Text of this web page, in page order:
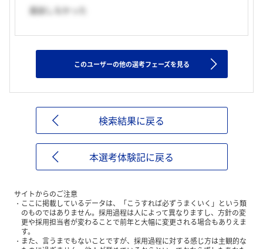
面談しなかった
このユーザーの他の選考フェーズを見る
検索結果に戻る
本選考体験記に戻る
サイトからのご注意
ここに掲載しているデータは、「こうすれば必ずうまくいく」という類
のものではありません。採用過程は人によって異なりますし、方針の変
更や採用担当者が変わることで前年と大幅に変更される場合もありえま
す。
また、言うまでもないことですが、採用過程に対する感じ方は主観的な